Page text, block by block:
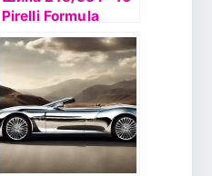
Pirelli Formula
Energy 97W б/к